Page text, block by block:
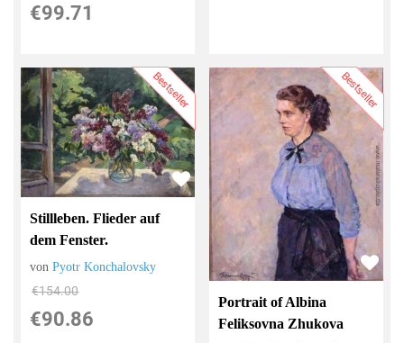
€99.71
Bestseller
Stillleben. Flieder auf
dem Fenster.
vonPyotr Konchalovsky
€154.00
€90.86
Bestseller
Portrait of Albina
Feliksovna Zhukova